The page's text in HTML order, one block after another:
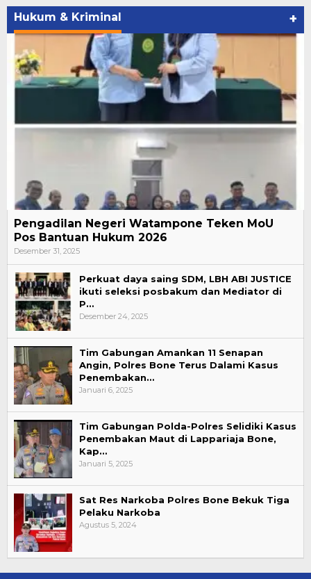
Hukum & Kriminal +
Pengadilan Negeri Watampone Teken MoU
Pos Bantuan Hukum 2026
Desember 31, 2025
Perkuat daya saing SDM, LBH ABI JUSTICE
ikuti seleksi posbakum dan Mediator di
P…
Desember 24, 2025
Tim Gabungan Amankan 11 Senapan
Angin, Polres Bone Terus Dalami Kasus
Penembakan…
Januari 6, 2025
Tim Gabungan Polda-Polres Selidiki Kasus
Penembakan Maut di Lappariaja Bone,
Kap…
Januari 5, 2025
Sat Res Narkoba Polres Bone Bekuk Tiga
Pelaku Narkoba
Agustus 5, 2024